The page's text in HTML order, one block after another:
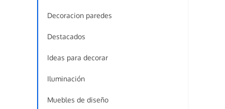
Decoracion paredes
Destacados
Ideas para decorar
Iluminación
Muebles de diseño